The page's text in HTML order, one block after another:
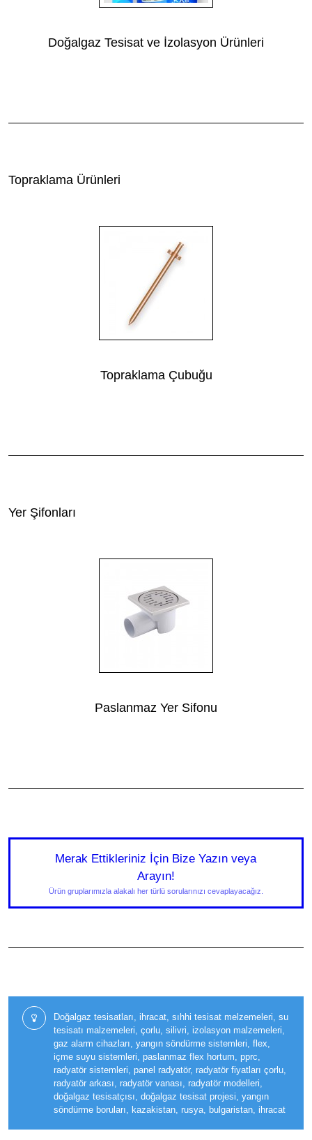
Doğalgaz Tesisat ve İzolasyon Ürünleri
Topraklama Ürünleri
Topraklama Çubuğu
Yer Şifonları
Paslanmaz Yer Sifonu
Merak Ettikleriniz İçin Bize Yazın veya
Arayın!
Ürün gruplarımızla alakalı her türlü sorularınızı cevaplayacağız.
Doğalgaz tesisatları, ihracat, sıhhi tesisat melzemeleri, su
tesisatı malzemeleri, çorlu, silivri, izolasyon malzemeleri,
gaz alarm cihazları, yangın söndürme sistemleri, flex,
içme suyu sistemleri, paslanmaz flex hortum, pprc,
radyatör sistemleri, panel radyatör, radyatör fiyatları çorlu,
radyatör arkası, radyatör vanası, radyatör modelleri,
doğalgaz tesisatçısı, doğalgaz tesisat projesi, yangın
söndürme boruları, kazakistan, rusya, bulgaristan, ihracat